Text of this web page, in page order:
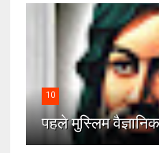
10
पहले मुस्लिम